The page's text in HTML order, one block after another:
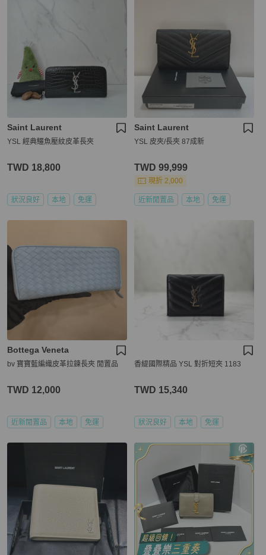
Saint Laurent
YSL 經典鱷魚壓紋皮革長夾
TWD 18,800
狀況良好 本地 免運
Saint Laurent
YSL 皮夾/長夾 87成新
TWD 99,999
現折 2,000
近新閒置品 本地 免運
Bottega Veneta
bv 寶寶藍編織皮革拉鍊長夾 閒置品
TWD 12,000
近新閒置品 本地 免運
香緹國際精品 YSL 對折短夾 1183
TWD 15,340
狀況良好 本地 免運